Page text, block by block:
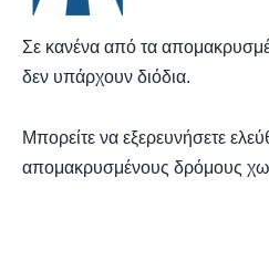
Σε κανένα από τα
δεν υπάρχουν διόδια.
Μπορείτε να εξερευνήσετε
απομακρυσμένους δρόμους